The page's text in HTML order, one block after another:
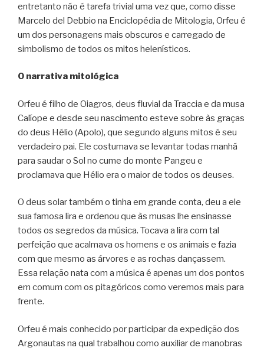
entretanto não é tarefa trivial uma vez que, como disse
Marcelo del Debbio na Enciclopédia de Mitologia, Orfeu é
um dos personagens mais obscuros e carregado de
simbolismo de todos os mitos helenísticos.
O narrativa mitológica
Orfeu é filho de Oiagros, deus fluvial da Traccia e da musa
Calíope e desde seu nascimento esteve sobre às graças
do deus Hélio (Apolo), que segundo alguns mitos é seu
verdadeiro pai. Ele costumava se levantar todas manhã
para saudar o Sol no cume do monte Pangeu e
proclamava que Hélio era o maior de todos os deuses.
O deus solar também o tinha em grande conta, deu a ele
sua famosa lira e ordenou que às musas lhe ensinasse
todos os segredos da música. Tocava a lira com tal
perfeição que acalmava os homens e os animais e fazia
com que mesmo as árvores e as rochas dançassem.
Essa relação nata com a música é apenas um dos pontos
em comum com os pitagóricos como veremos mais para
frente.
Orfeu é mais conhecido por participar da expedição dos
Argonautas na qual trabalhou como auxiliar de manobras